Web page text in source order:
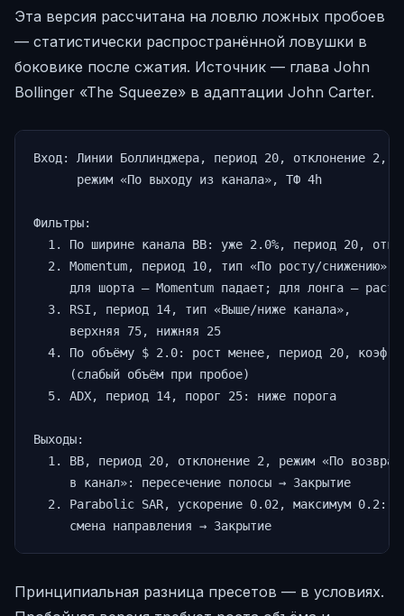
Эта версия рассчитана на ловлю ложных пробоев
— статистически распространённой ловушки в
боковике после сжатия. Источник — глава John
Bollinger «The Squeeze» в адаптации John Carter.
Вход: Линии Боллинджера, период 20, отклонение 2,
      режим «По выходу из канала», ТФ 4h
Фильтры:
1. По ширине канала BB: уже 2.0%, период 20,
  2. Momentum, период 10, тип «По росту/снижению»:
для шорта — Momentum падает; для лонга —
  3. RSI, период 14, тип «Выше/ниже канала»,
     верхняя 75, нижняя 25
4. По объёму $ 2.0: рост менее, период 20, коэф.
     (слабый объём при пробое)
  5. ADX, период 14, порог 25: ниже порога
Выходы:
1. BB, период 20, отклонение 2, режим «По
     в канал»: пересечение полосы → Закрытие
  2. Parabolic SAR, ускорение 0.02, максимум 0.2:
     смена направления → Закрытие
Принципиальная разница пресетов — в условиях.